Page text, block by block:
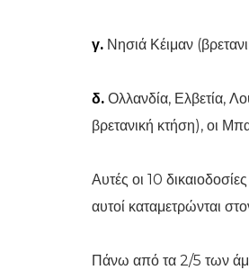
γ. Νησιά Κέιμαν
δ. Ολλανδία, Ελβετία,
βρετανική κτήση), οι
Αυτές οι 10
αυτοί καταμετρώνται
Πάνω από τα 2/5 των